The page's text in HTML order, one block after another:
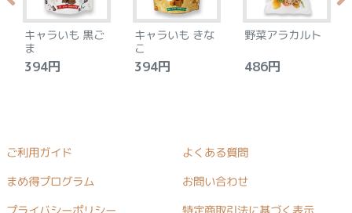
キャラいも 黒ご
ま
394円
キャラいも きな
こ
394円
野菜アラカルト
486円
ご利用ガイド よくある質問
まめ得プログラム お問い合わせ